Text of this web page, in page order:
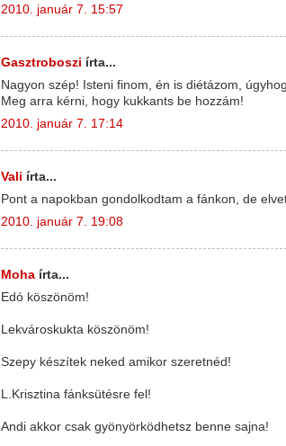
2010. január 7. 15:57
Gasztroboszi írta...
Nagyon szép! Isteni finom, én is diétázom,
Meg arra kérni, hogy kukkants be hozzám!
2010. január 7. 17:14
Vali írta...
Pont a napokban gondolkodtam a fánkon, de
2010. január 7. 19:08
Moha írta...
Edó köszönöm!
Lekvároskukta köszönöm!
Szepy készítek neked amikor szeretnéd!
L.Krisztina fánksütésre fel!
Andi akkor csak gyönyörködhetsz benne sajna!